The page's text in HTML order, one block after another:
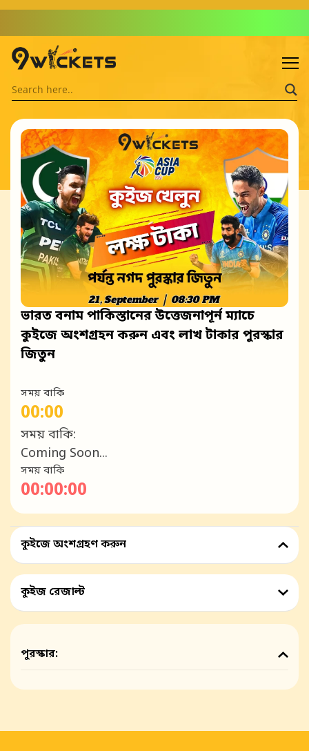
ভারত বনাম পাকিস্তানের উত্তেজনাপূর্ন ম্যাচে
কুইজে অংশগ্রহন করুন এবং লাখ টাকার পুরস্কার
জিতুন
সময় বাকি
00:00
সময় বাকি:
Coming Soon...
সময় বাকি
00:00:00
কুইজে অংশগ্রহণ করুন
কুইজ রেজাল্ট
পুরস্কার: